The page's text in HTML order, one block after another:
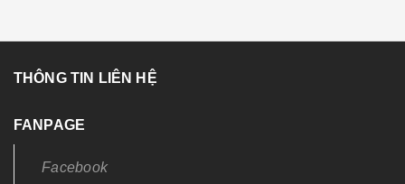
THÔNG TIN LIÊN HỆ
FANPAGE
Facebook